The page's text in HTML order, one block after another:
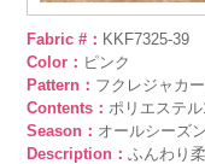
Fabric #： KKF7325-39
Color： ピンク
Pattern： フクレジャカ
Contents：ポリエステル
Season： オールシーズン
Description：ふんわり